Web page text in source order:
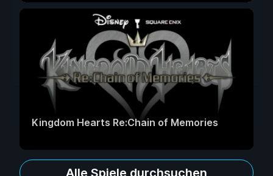
Kingdom Hearts Re:Chain of Memories
Alle Spiele durchsuchen